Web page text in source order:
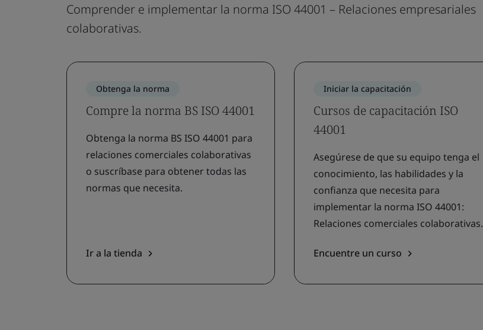
Comprender e implementar la norma ISO 44001 – Relaciones empresariales
colaborativas.
Obtenga la norma
Compre la norma BS ISO 44001
Obtenga la norma BS ISO 44001 para
relaciones comerciales colaborativas
o suscríbase para obtener todas las
normas que necesita.
Ir a la tienda
Iniciar la capacitación
Cursos de capacitación ISO
44001
Asegúrese de que su equipo tenga el
conocimiento, las habilidades y la
confianza que necesita para
implementar la norma ISO 44001:
Relaciones comerciales colaborativas.
Encuentre un curso